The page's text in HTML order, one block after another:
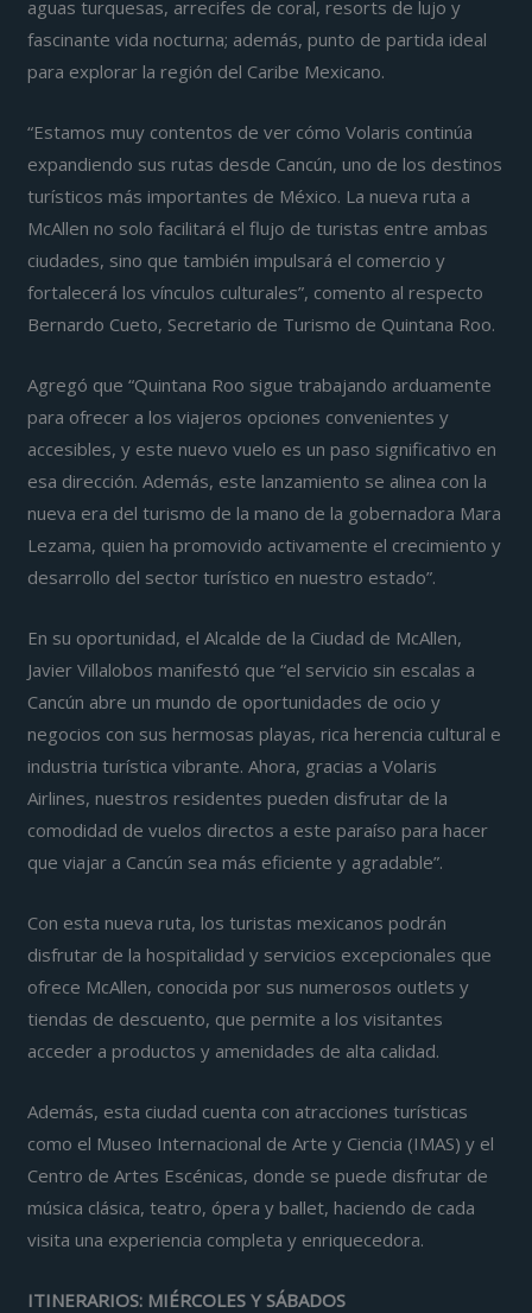
aguas turquesas, arrecifes de coral, resorts de lujo y
fascinante vida nocturna; además, punto de partida ideal
para explorar la región del Caribe Mexicano.
“Estamos muy contentos de ver cómo Volaris continúa
expandiendo sus rutas desde Cancún, uno de los destinos
turísticos más importantes de México. La nueva ruta a
McAllen no solo facilitará el flujo de turistas entre ambas
ciudades, sino que también impulsará el comercio y
fortalecerá los vínculos culturales”, comento al respecto
Bernardo Cueto, Secretario de Turismo de Quintana Roo.
Agregó que “Quintana Roo sigue trabajando arduamente
para ofrecer a los viajeros opciones convenientes y
accesibles, y este nuevo vuelo es un paso significativo en
esa dirección. Además, este lanzamiento se alinea con la
nueva era del turismo de la mano de la gobernadora Mara
Lezama, quien ha promovido activamente el crecimiento y
desarrollo del sector turístico en nuestro estado”.
En su oportunidad, el Alcalde de la Ciudad de McAllen,
Javier Villalobos manifestó que “el servicio sin escalas a
Cancún abre un mundo de oportunidades de ocio y
negocios con sus hermosas playas, rica herencia cultural e
industria turística vibrante. Ahora, gracias a Volaris
Airlines, nuestros residentes pueden disfrutar de la
comodidad de vuelos directos a este paraíso para hacer
que viajar a Cancún sea más eficiente y agradable”.
Con esta nueva ruta, los turistas mexicanos podrán
disfrutar de la hospitalidad y servicios excepcionales que
ofrece McAllen, conocida por sus numerosos outlets y
tiendas de descuento, que permite a los visitantes
acceder a productos y amenidades de alta calidad.
Además, esta ciudad cuenta con atracciones turísticas
como el Museo Internacional de Arte y Ciencia (IMAS) y el
Centro de Artes Escénicas, donde se puede disfrutar de
música clásica, teatro, ópera y ballet, haciendo de cada
visita una experiencia completa y enriquecedora.
ITINERARIOS: MIÉRCOLES Y SÁBADOS